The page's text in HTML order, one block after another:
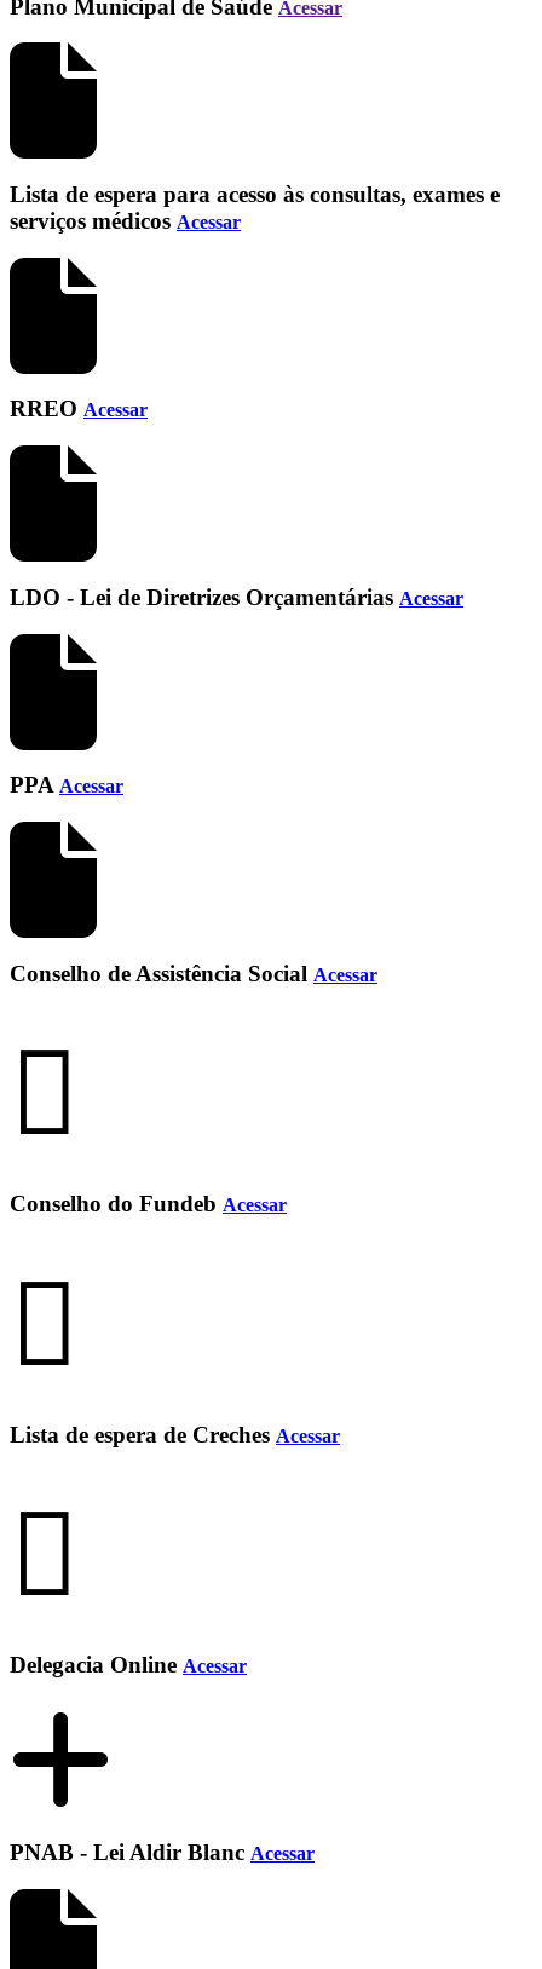
Plano Municipal de Saúde Acessar
Lista de espera para acesso às consultas, exames e
serviços médicos Acessar
RREO Acessar
LDO - Lei de Diretrizes Orçamentárias Acessar
PPA Acessar
Conselho de Assistência Social Acessar
Conselho do Fundeb Acessar
Lista de espera de Creches Acessar
Delegacia Online Acessar
PNAB - Lei Aldir Blanc Acessar